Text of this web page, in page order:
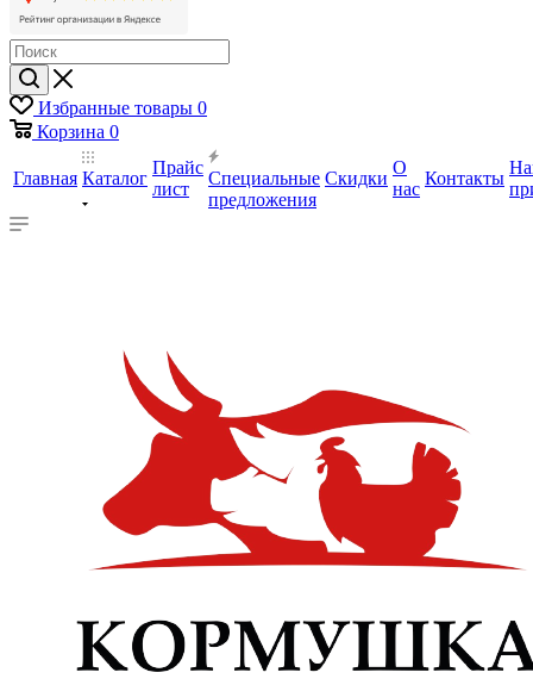
Избранные товары 0
Корзина 0
Главная Каталог
Прайс
лист
Специальные
предложения
Скидки
О
нас
Контакты